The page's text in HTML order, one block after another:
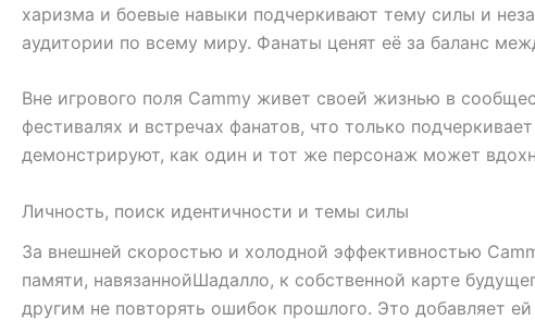
харизма и боевые навыки подчеркивают тему силы и
аудитории по всему миру. Фанаты ценят её за баланс
Вне игрового поля Cammy живет своей жизнью в
фестивалях и встречах фанатов, что только
демонстрируют, как один и тот же персонаж может
Личность, поиск идентичности и темы силы
За внешней скоростью и холодной эффективностью
памяти, навязаннойШадалло, к собственной карте
другим не повторять ошибок прошлого. Это добавляет